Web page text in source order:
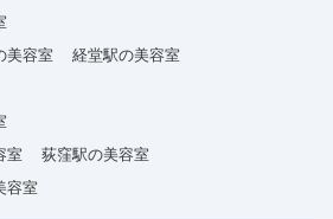
美容室
経堂駅の美容室
室
荻窪駅の美容室
容室